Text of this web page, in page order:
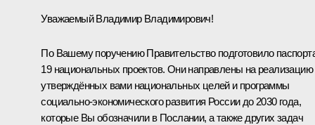
Уважаемый Владимир Владимирович!
По Вашему поручению Правительство подготовило
19 национальных проектов. Они направлены на реализацию
утверждённых вами национальных целей и программы
социально-экономического развития России до 2030 года,
которые Вы обозначили в Послании, а также других задач